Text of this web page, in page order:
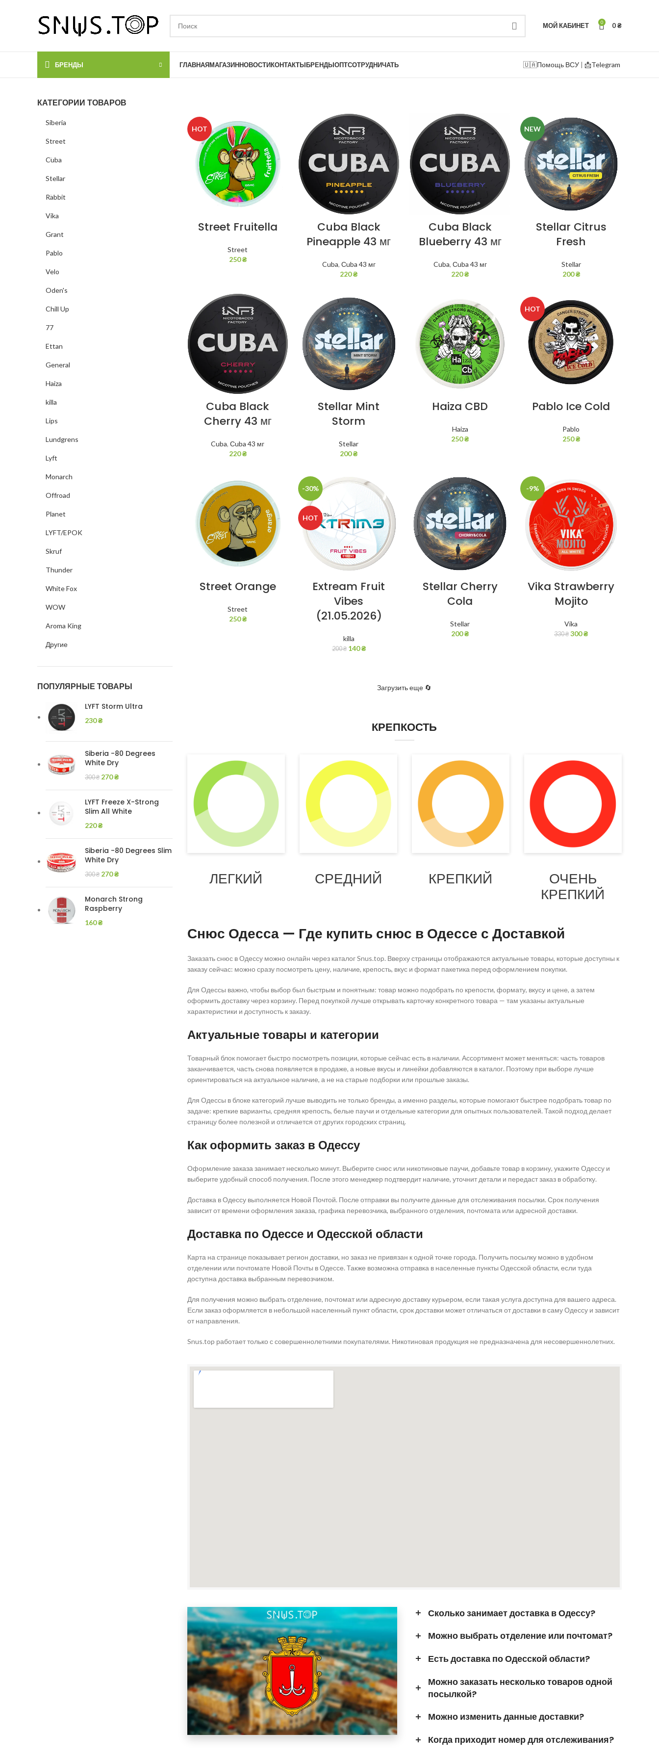
МОЙ КАБИНЕТ 0 0₴
БРЕНДЫ ГЛАВНАЯМАГАЗИННОВОСТИКОНТАКТЫБРЕНДЫОПТСОТРУДНИЧАТЬ 🇺🇦Помощь ВСУ | 📩Telegram
HOT
Street Fruitella
Street
250₴
Cuba Black
Pineapple 43 мг
Cuba, Сuba 43 мг
220₴
Cuba Black
Blueberry 43 мг
Cuba, Сuba 43 мг
220₴
NEW
Stellar Citrus
Fresh
Stellar
200₴
Cuba Black
Cherry 43 мг
Cuba,Сuba 43 мг
220₴
Stellar Mint
Storm
Stellar
200₴
Haiza CBD
Haiza
250₴
HOT
Pablo Ice Cold
Pablo
250₴
Street Orange
Street
250₴
-30%
HOT
Extream Fruit
Vibes
(21.05.2026)
killa
200₴ 140₴
Stellar Cherry
Cola
Stellar
200₴
-9%
Vika Strawberry
Mojito
Vika
330₴ 300₴
Загрузить еще 🔄
КРЕПКОСТЬ
ЛЕГКИЙ СРЕДНИЙ КРЕПКИЙ
ОЧЕНЬ
КРЕПКИЙ
Снюс Одесса — Где купить снюс в Одессе с Доставкой
Заказать снюс в Одессу можно онлайн через каталог Snus.top. Вверху страницы отображаются актуальные товары, которые доступны к
заказу сейчас: можно сразу посмотреть цену, наличие, крепость, вкус и формат пакетика перед оформлением покупки.
Для Одессы важно, чтобы выбор был быстрым и понятным: товар можно подобрать по крепости, формату, вкусу и цене, а затем
оформить доставку через корзину. Перед покупкой лучше открывать карточку конкретного товара — там указаны актуальные
характеристики и доступность к заказу.
Актуальные товары и категории
Товарный блок помогает быстро посмотреть позиции, которые сейчас есть в наличии. Ассортимент может меняться: часть товаров
заканчивается, часть снова появляется в продаже, а новые вкусы и линейки добавляются в каталог. Поэтому при выборе лучше
ориентироваться на актуальное наличие, а не на старые подборки или прошлые заказы.
Для Одессы в блоке категорий лучше выводить не только бренды, а именно разделы, которые помогают быстрее подобрать товар по
задаче: крепкие варианты, средняя крепость, белые паучи и отдельные категории для опытных пользователей. Такой подход делает
страницу более полезной и отличается от других городских страниц.
Как оформить заказ в Одессу
Оформление заказа занимает несколько минут. Выберите снюс или никотиновые паучи, добавьте товар в корзину, укажите Одессу и
выберите удобный способ получения. После этого менеджер подтвердит наличие, уточнит детали и передаст заказ в обработку.
Доставка в Одессу выполняется Новой Почтой. После отправки вы получите данные для отслеживания посылки. Срок получения
зависит от времени оформления заказа, графика перевозчика, выбранного отделения, почтомата или адресной доставки.
Доставка по Одессе и Одесской области
Карта на странице показывает регион доставки, но заказ не привязан к одной точке города. Получить посылку можно в удобном
отделении или почтомате Новой Почты в Одессе. Также возможна отправка в населенные пункты Одесской области, если туда
доступна доставка выбранным перевозчиком.
Для получения можно выбрать отделение, почтомат или адресную доставку курьером, если такая услуга доступна для вашего адреса.
Если заказ оформляется в небольшой населенный пункт области, срок доставки может отличаться от доставки в саму Одессу и зависит
от направления.
Snus.top работает только с совершеннолетними покупателями. Никотиновая продукция не предназначена для несовершеннолетних.
Сколько занимает доставка в Одессу?
Можно выбрать отделение или почтомат?
Есть доставка по Одесской области?
Можно заказать несколько товаров одной
посылкой?
Можно изменить данные доставки?
Когда приходит номер для отслеживания?
КАТЕГОРИИ ТОВАРОВ
Siberia
Street
Cuba
Stellar
Rabbit
Vika
Grant
Pablo
Velo
Oden's
Chill Up
77
Ettan
General
Haiza
killa
Lips
Lundgrens
Lyft
Monarch
Offroad
Planet
LYFT/EPOK
Skruf
Thunder
White Fox
WOW
Aroma King
Другие
ПОПУЛЯРНЫЕ ТОВАРЫ
LYFT Storm Ultra
230₴
Siberia -80 Degrees
White Dry
300₴ 270₴
LYFT Freeze X-Strong
Slim All White
220₴
Siberia -80 Degrees Slim
White Dry
300₴ 270₴
Monarch Strong
Raspberry
160₴